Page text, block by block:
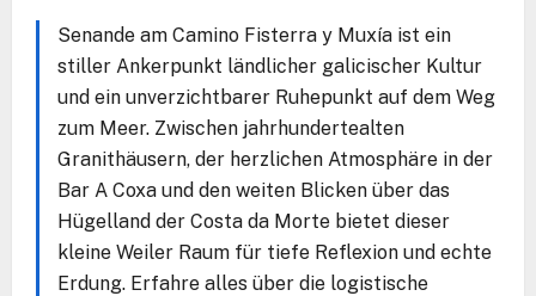
Senande am Camino Fisterra y Muxía ist ein
stiller Ankerpunkt ländlicher galicischer Kultur
und ein unverzichtbarer Ruhepunkt auf dem Weg
zum Meer. Zwischen jahrhundertealten
Granithäusern, der herzlichen Atmosphäre in der
Bar A Coxa und den weiten Blicken über das
Hügelland der Costa da Morte bietet dieser
kleine Weiler Raum für tiefe Reflexion und echte
Erdung. Erfahre alles über die logistische